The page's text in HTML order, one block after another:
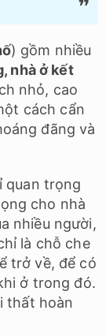
) gồm nhiều
nhà ở kết
nhỏ, cao
cách cẩn
đãng và
trọng
cho nhà
nhiều người,
là chỗ che
trở về, để có
ở trong đó.
thất hoàn